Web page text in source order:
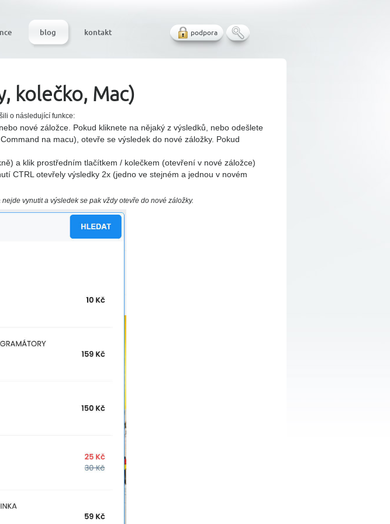
kolečko, Mac)
o následující funkce:
nové záložce. Pokud kliknete na nějaký z výsledků, nebo odešlete
na macu), otevře se výsledek do nové záložky. Pokud
a klik prostředním tlačítkem / kolečkem (otevření v nové záložce)
CTRL otevřely výsledky 2x (jedno ve stejném a jednou v novém
vynutit a výsledek se pak vždy otevře do nové záložky.
blog kontakt podpora